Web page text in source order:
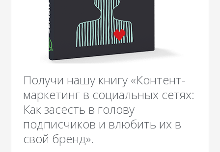
Получи нашу книгу «Контент-
маркетинг в социальных сетях:
Как засесть в голову
подписчиков и влюбить их в
свой бренд».